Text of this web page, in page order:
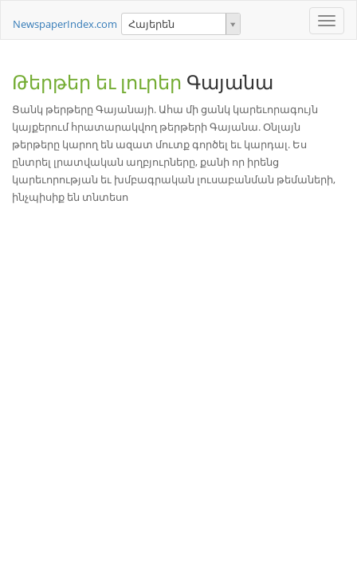
Toggle
NewspaperIndex.com Հայերեն
Թերթեր եւ լուրեր Գայանա
Ցանկ թերթերը Գայանայի. Ահա մի ցանկ կարեւորագույն
կայքերում հրատարակվող թերթերի Գայանա. Օնլայն
թերթերը կարող են ազատ մուտք գործել եւ կարդալ. Ես
ընտրել լրատվական աղբյուրները, քանի որ իրենց
կարեւորության եւ խմբագրական լուսաբանման թեմաների,
ինչպիսիք են տնտեսո